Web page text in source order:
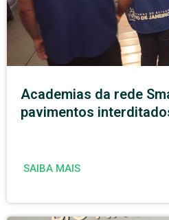
Academias da rede
pavimentos
SAIBA MAIS